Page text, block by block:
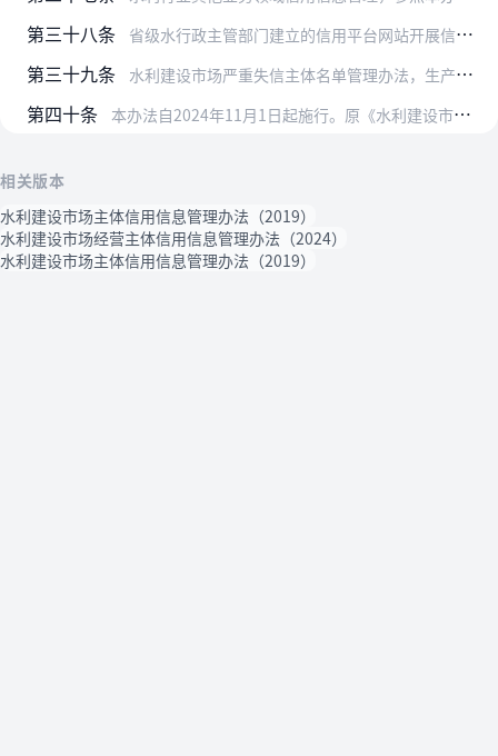
第三十八条 省级水行政主管部门建立的信用平台网站开展信用信息管理，参照本办法执行。
第三十九条 水利建设市场严重失信主体名单管理办法，生产建设项目水土保持领域重点监管对象名单和严重失信主体名单管理办法，由国务院水行政主管部门另行制定。
第四十条 本办法自2024年11月1日起施行。原《水利建设市场主体信用信息管理办法》（水建管〔2019〕306号）同时废止。
相关版本
水利建设市场主体信用信息管理办法（2019）
水利建设市场经营主体信用信息管理办法（2024）
水利建设市场主体信用信息管理办法（2019）